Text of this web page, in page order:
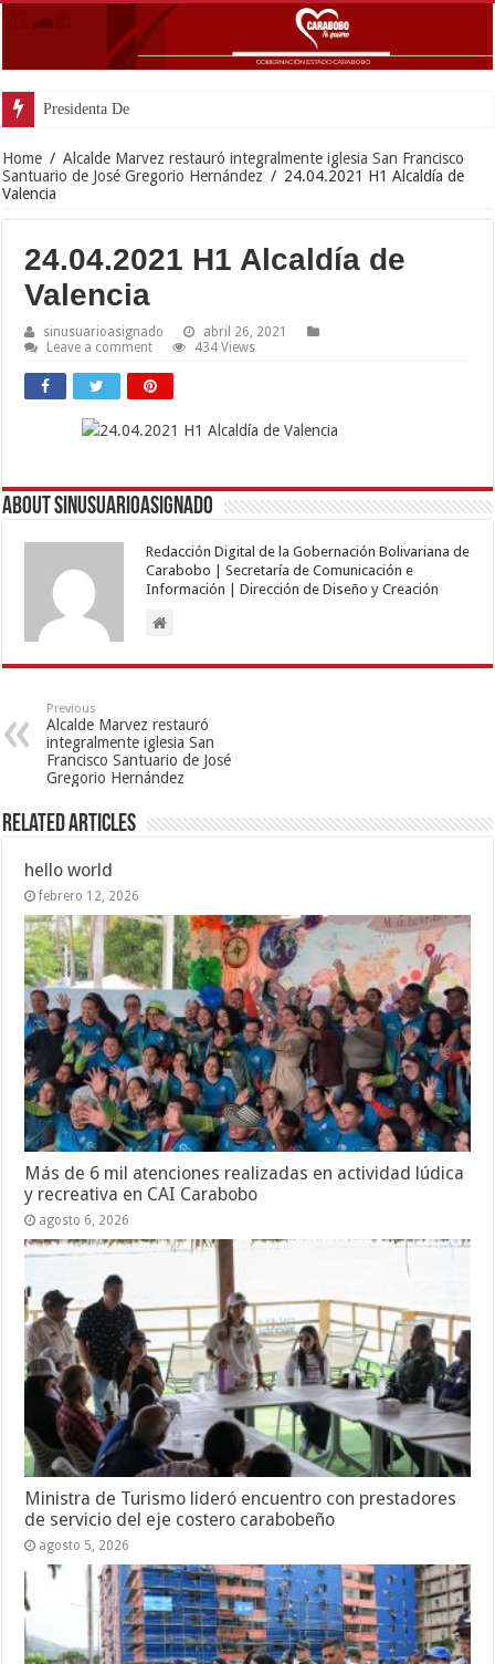
Presidenta Delcy Rodríg
Home / Alcalde Marvez restauró integralmente iglesia San Francisco
Santuario de José Gregorio Hernández / 24.04.2021 H1 Alcaldía de
Valencia
24.04.2021 H1 Alcaldía de
Valencia
sinusuarioasignado
abril 26, 2021
Leave a comment
434 Views
About sinusuarioasignado
Redacción Digital de la Gobernación Bolivariana de
Carabobo | Secretaría de Comunicación e
Información | Dirección de Diseño y Creación
Previous
Alcalde Marvez restauró
integralmente iglesia San
Francisco Santuario de José
Gregorio Hernández
Related Articles
hello world
febrero 12, 2026
Más de 6 mil atenciones realizadas en actividad lúdica
y recreativa en CAI Carabobo
agosto 6, 2026
Ministra de Turismo lideró encuentro con prestadores
de servicio del eje costero carabobeño
agosto 5, 2026